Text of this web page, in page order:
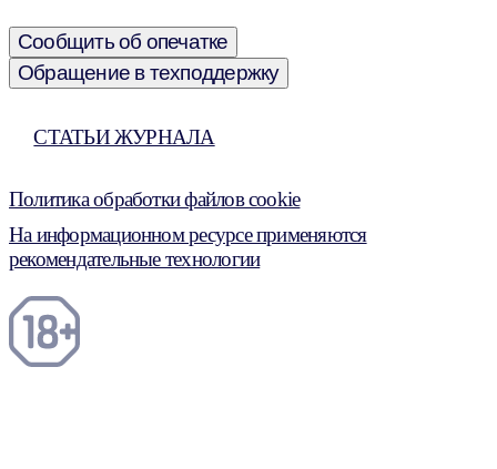
Сообщить об опечатке
Обращение в техподдержку
СТАТЬИ ЖУРНАЛА
Политика обработки файлов cookie
На информационном ресурсе применяются
рекомендательные технологии